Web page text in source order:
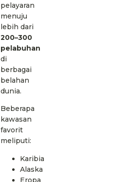
pelayaran
menuju
lebih dari
200–300
pelabuhan
di
berbagai
belahan
dunia.
Beberapa
kawasan
favorit
meliputi:
Karibia
Alaska
Eropa